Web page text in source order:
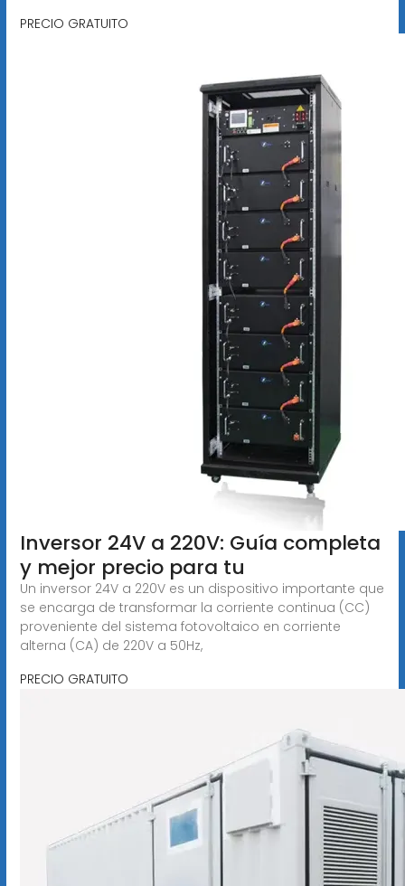
PRECIO GRATUITO
Inversor 24V a 220V: Guía completa
y mejor precio para tu
Un inversor 24V a 220V es un dispositivo importante que
se encarga de transformar la corriente continua (CC)
proveniente del sistema fotovoltaico en corriente
alterna (CA) de 220V a 50Hz,
PRECIO GRATUITO